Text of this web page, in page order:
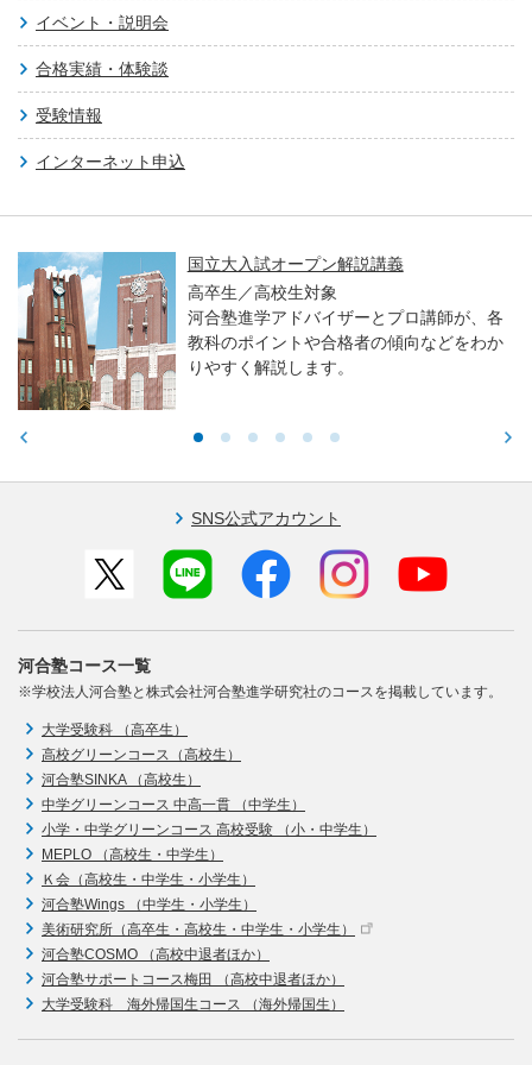
イベント・説明会
合格実績・体験談
受験情報
インターネット申込
国立大入試オープン解説講義
高卒生／高校生対象
河合塾進学アドバイザーとプロ講師が、各
教科のポイントや合格者の傾向などをわか
りやすく解説します。
SNS公式アカウント
河合塾コース一覧
※学校法人河合塾と株式会社河合塾進学研究社のコースを掲載しています。
大学受験科 （高卒生）
高校グリーンコース（高校生）
河合塾SINKA （高校生）
中学グリーンコース 中高一貫 （中学生）
小学・中学グリーンコース 高校受験 （小・中学生）
MEPLO （高校生・中学生）
Ｋ会（高校生・中学生・小学生）
河合塾Wings （中学生・小学生）
美術研究所（高卒生・高校生・中学生・小学生）
河合塾COSMO （高校中退者ほか）
河合塾サポートコース梅田 （高校中退者ほか）
大学受験科 海外帰国生コース （海外帰国生）